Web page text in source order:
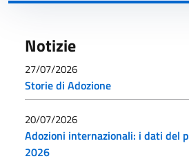
Notizie
27/07/2026
Storie di Adozione
20/07/2026
Adozioni internazionali: i dati del
2026